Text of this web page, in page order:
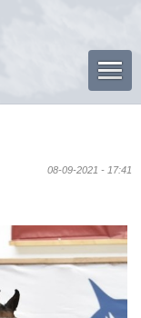
08-09-2021 - 17:41